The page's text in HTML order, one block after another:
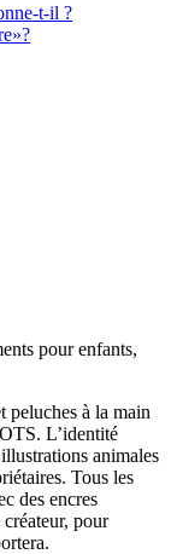
t-il ?
pour enfants,
peluches à la main
L’identité
animales
Tous les
des encres
pour